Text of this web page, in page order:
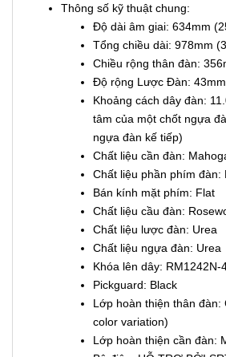
Thông số kỹ thuật chung:
Độ dài âm giai: 634mm
Tổng chiều dài: 978mm
Chiều rộng thân đàn:
Độ rộng Lược Đàn:
Khoảng cách dây đàn:
tâm của một chốt ngựa
ngựa đàn kế tiếp)
Chất liệu cần đàn:
Chất liệu phần phím đàn:
Bán kính mặt phím: Flat
Chất liệu cầu đàn:
Chất liệu lược đàn: Urea
Chất liệu ngựa đàn: Urea
Khóa lên dây: RM1242N-
Pickguard: Black
Lớp hoàn thiện thân đàn:
color variation)
Lớp hoàn thiện cần đàn: